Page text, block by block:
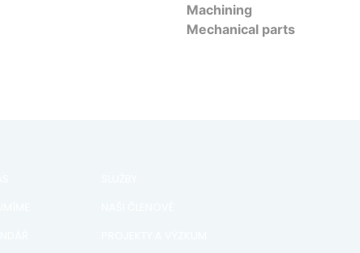
Machining
Mechanical parts